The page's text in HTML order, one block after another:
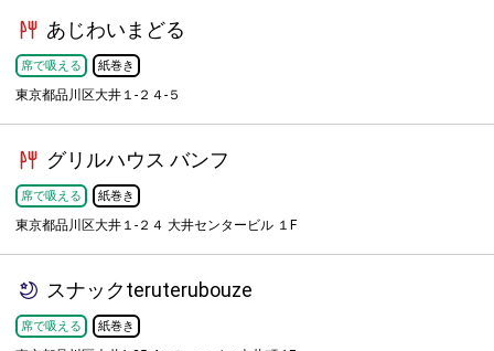
あじわいまどる
席で吸える 紙巻き
東京都品川区大井１-２４-５
グリルハウス バンフ
席で吸える 紙巻き
東京都品川区大井１-２４ 大井センタービル １F
スナックteruterubouze
席で吸える 紙巻き